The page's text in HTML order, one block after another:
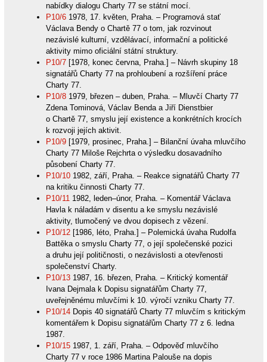
nabídky dialogu Charty 77 se státní mocí.
P10/61978, 17. květen, Praha. – Programová stať
Václava Bendy o Chartě 77 o tom, jak rozvinout
nezávislé kulturní, vzdělávací, informační a politické
aktivity mimo oficiální státní struktury.
P10/7[1978, konec června, Praha.] – Návrh skupiny 18
signatářů Charty 77 na prohloubení a rozšíření práce
Charty 77.
P10/81979, březen – duben, Praha. – Mluvčí Charty 77
Zdena Tominová, Václav Benda a Jiří Dienstbier
o Chartě 77, smyslu její existence a konkrétních krocích
k rozvoji jejích aktivit.
P10/9[1979, prosinec, Praha.] – Bilanční úvaha mluvčího
Charty 77 Miloše Rejchrta o výsledku dosavadního
působení Charty 77.
P10/101982, září, Praha. – Reakce signatářů Charty 77
na kritiku činnosti Charty 77.
P10/11 1982, leden–únor, Praha. – Komentář Václava
Havla k náladám v disentu a ke smyslu nezávislé
aktivity, tlumočený ve dvou dopisech z vězení.
P10/12[1986, léto, Praha.] – Polemická úvaha Rudolfa
Battěka o smyslu Charty 77, o její společenské pozici
a druhu její političnosti, o nezávislosti a otevřenosti
společenství Charty.
P10/131987, 16. březen, Praha. – Kritický komentář
Ivana Dejmala k Dopisu signatářům Charty 77,
uveřejněnému mluvčími k 10. výročí vzniku Charty 77.
P10/14Dopis 40 signatářů Charty 77 mluvčím s kritickým
komentářem k Dopisu signatářům Charty 77 z 6. ledna
1987.
P10/151987, 1. září, Praha. – Odpověď mluvčího
Charty 77 v roce 1986 Martina Palouše na dopis